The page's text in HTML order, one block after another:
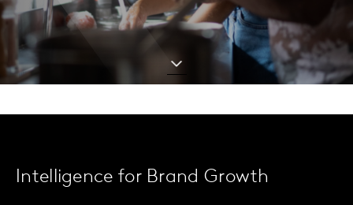
Intelligence for Brand Growth